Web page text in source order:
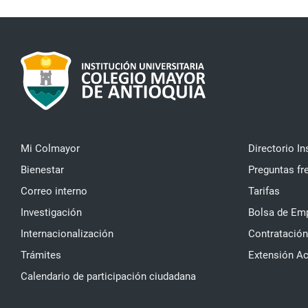
Mi Colmayor
Bienestar
Correo interno
Investigación
Internacionalización
Trámites
Calendario de participación ciudadana
Directorio
Preguntas
Tarifas
Bolsa de
Contratación
Extensión